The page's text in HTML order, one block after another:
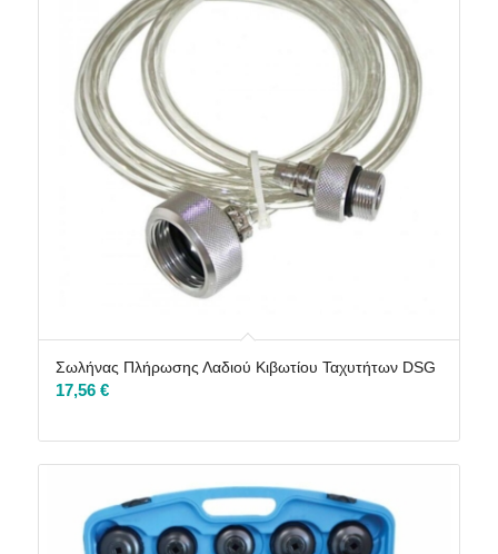
Σωλήνας Πλήρωσης Λαδιού Κιβωτίου Ταχυτήτων DSG
17,56 €